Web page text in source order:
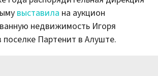
выставила на аукцион
недвижимость Игоря
Партенит в Алуште.